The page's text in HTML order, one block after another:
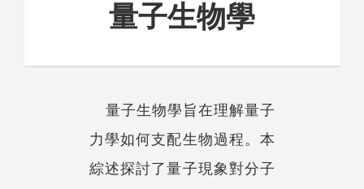
​量子生物學​
量子生物學旨在理解量子
力學如何支配生物過程。本
綜述探討了量子現象對分子